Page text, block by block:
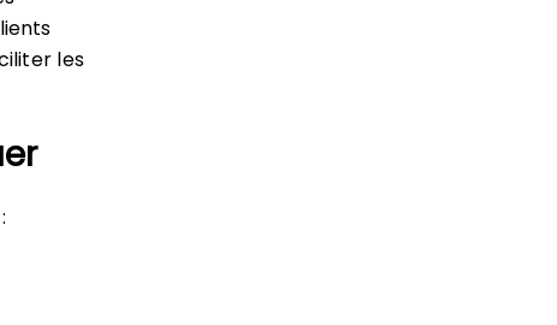
les